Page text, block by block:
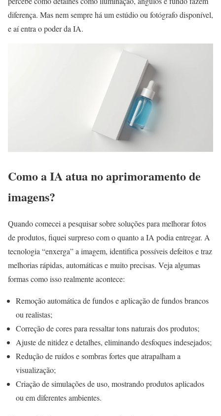
diferença. Mas nem sempre há um estúdio ou fotógrafo disponível,
e aí entra o poder da IA.
Como a IA atua no aprimoramento de
imagens?
Quando comecei a pesquisar sobre soluções para melhorar fotos
de produtos, fiquei surpreso com o quanto a IA podia entregar. A
tecnologia “enxerga” a imagem, identifica possíveis defeitos e traz
melhorias rápidas, automáticas e muito precisas. Veja algumas
formas como isso realmente acontece:
Remoção automática de fundos e aplicação de fundos brancos
ou realistas;
Correção de cores para ressaltar tons naturais dos produtos;
Ajuste de nitidez e detalhes, eliminando desfoques indesejados;
Redução de ruídos e sombras fortes que atrapalham a
visualização;
Criação de simulações de uso, mostrando produtos aplicados
ou em diferentes ambientes.